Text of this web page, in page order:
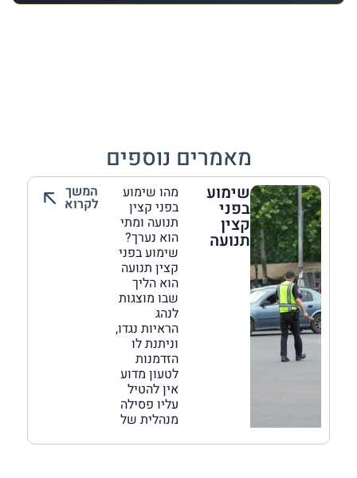
מאמרים נוספים
שימוע
בפני
קצין
תנועה
מהו שימוע
בפני קצין
תנועה ומתי
הוא נערך?
שימוע בפני
קצין תנועה
הוא הליך
שבו מוצגות
לנהג
הראיות נגדו,
וניתנת לו
הזדמנות
לטעון מדוע
אין להטיל
עליו פסילה
מנהלית של
המשך
לקרוא